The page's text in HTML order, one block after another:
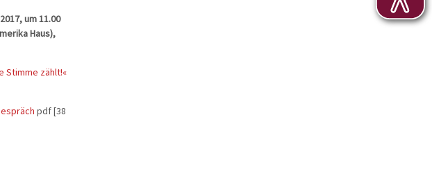
um 11.00
Haus),
Stimme zählt!«
pdf [38